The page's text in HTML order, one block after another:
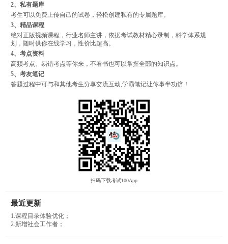
2、私有题库
考生可以免费上传自己的试卷，轻松创建私有的专属题库。
3、精品课程
绝对正版视频课程，行业名师主讲，依据考试教材精心录制，科学体系规
划，随时供你在线学习，性价比超高。
4、考点资料
高频考点、易错考点等你来，不看书也可以掌握全部的知识点。
5、考友笔记
答题过程中可与和其他考生分享交流互动,学霸笔记让你事半功倍！
扫码下载考试100App
最近更新
1.课程目录体验优化；
2.新增社会工作者；